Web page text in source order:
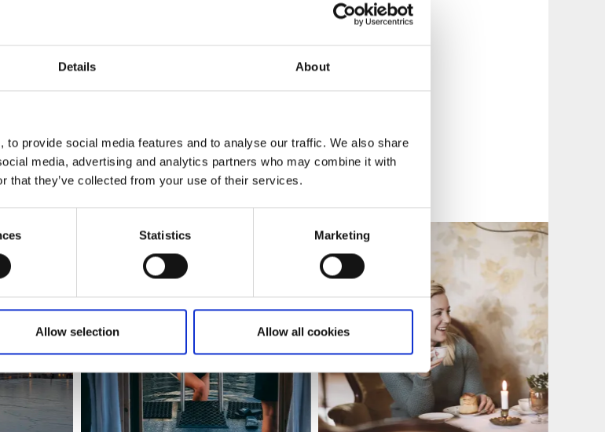
Details About
provide social media features and to analyse our traffic. We also share
media, advertising and analytics partners who may combine it with
that they’ve collected from your use of their services.
Statistics Marketing
Allow selection Allow all cookies